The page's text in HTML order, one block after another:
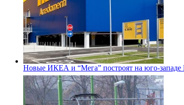
Новые ИКЕА и “Мега” построят на юго-западе